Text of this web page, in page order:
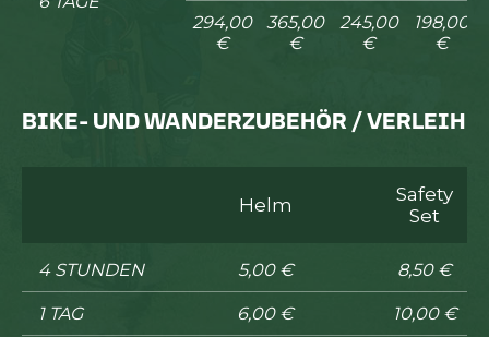
294,00
€
365,00
€
245,00
€
198,00
€
BIKE- UND WANDERZUBEHÖR / VERLEIH
4 STUNDEN
1 TAG
Helm
Safety
Set
5,00 € 8,50 €
6,00 € 10,00 €